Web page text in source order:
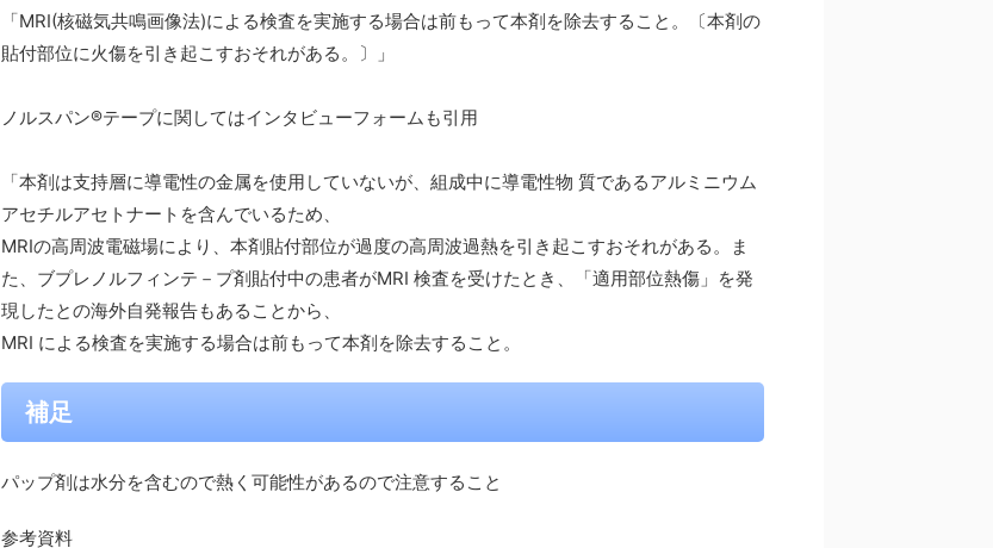
「MRI(核磁気共鳴画像法)による検査を実施する場合は前もって本剤を除去すること。〔本剤の
貼付部位に火傷を引き起こすおそれがある。〕」
ノルスパン®テープに関してはインタビューフォームも引用
「本剤は支持層に導電性の金属を使用していないが、組成中に導電性物 質であるアルミニウム
アセチルアセトナートを含んでいるため、
MRIの高周波電磁場により、本剤貼付部位が過度の高周波過熱を引き起こすおそれがある。ま
た、ブプレノルフィンテ－プ剤貼付中の患者がMRI 検査を受けたとき、「適用部位熱傷」を発
現したとの海外自発報告もあることから、
MRI による検査を実施する場合は前もって本剤を除去すること。
補足
パップ剤は水分を含むので熱く可能性があるので注意すること
参考資料